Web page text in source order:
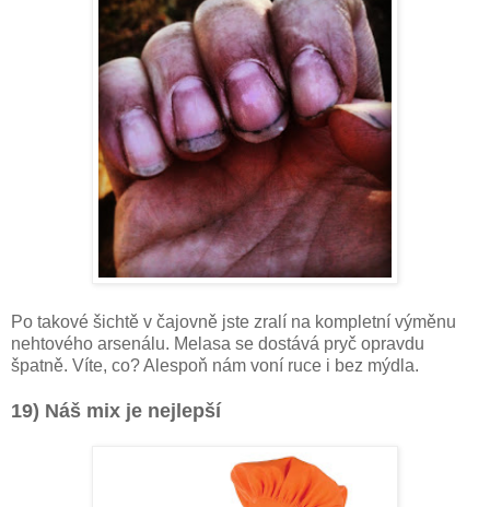
Po takové šichtě v čajovně jste zralí na kompletní výměnu
nehtového arsenálu. Melasa se dostává pryč opravdu
špatně. Víte, co? Alespoň nám voní ruce i bez mýdla.
19) Náš mix je nejlepší